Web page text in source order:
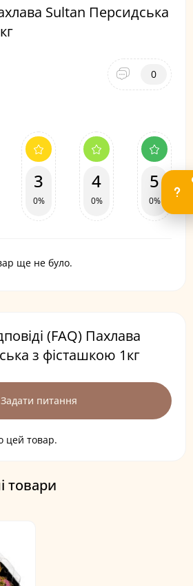
Sultan Персидська
0
3
0%
4
0%
5
0%
ще не було.
(FAQ) Пахлава
з фісташкою 1кг
Задати питання
цей товар.
товари